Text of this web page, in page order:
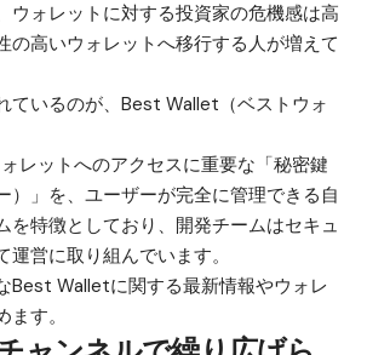
ウォレットに対する投資家の危機感は高
の高いウォレットへ移行する人が増えて
いるのが、 Best Wallet（ベストウォ
レットへのアクセスに重要な「秘密鍵
）」を、ユーザーが完全に管理できる自
を特徴としており、開発チームはセキュ
運営に取り組んでいます。
Best Walletに関する最新情報やウォレ
す。